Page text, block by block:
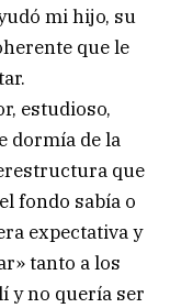
mi hijo, su
que le
estudioso,
dormía de la
que
fondo sabía o
expectativa y
tanto a los
y no quería ser